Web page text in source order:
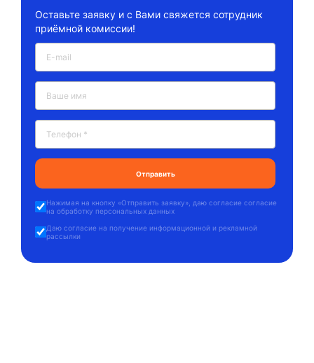
Оставьте заявку и с Вами свяжется сотрудник
приёмной комиссии!
Нажимая на кнопку «Отправить заявку», даю согласие согласие
на обработку персональных данных
Даю согласие на получение информационной и рекламной
рассылки